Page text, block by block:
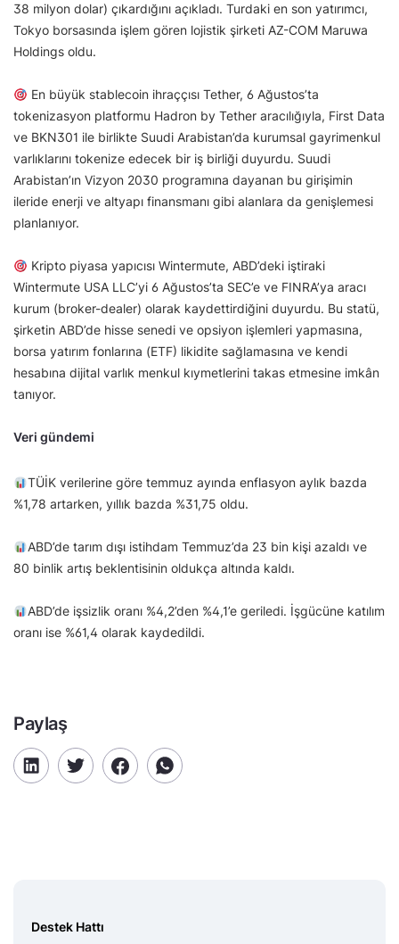
38 milyon dolar) çıkardığını açıkladı. Turdaki en son yatırımcı,
Tokyo borsasında işlem gören lojistik şirketi AZ-COM Maruwa
Holdings oldu.
En büyük stablecoin ihraççısı Tether, 6 Ağustos’ta
tokenizasyon platformu Hadron by Tether aracılığıyla, First Data
ve BKN301 ile birlikte Suudi Arabistan’da kurumsal gayrimenkul
varlıklarını tokenize edecek bir iş birliği duyurdu. Suudi
Arabistan’ın Vizyon 2030 programına dayanan bu girişimin
ileride enerji ve altyapı finansmanı gibi alanlara da genişlemesi
planlanıyor.
Kripto piyasa yapıcısı Wintermute, ABD’deki iştiraki
Wintermute USA LLC’yi 6 Ağustos’ta SEC’e ve FINRA’ya aracı
kurum (broker-dealer) olarak kaydettirdiğini duyurdu. Bu statü,
şirketin ABD’de hisse senedi ve opsiyon işlemleri yapmasına,
borsa yatırım fonlarına (ETF) likidite sağlamasına ve kendi
hesabına dijital varlık menkul kıymetlerini takas etmesine imkân
tanıyor.
Veri gündemi
TÜİK verilerine göre temmuz ayında enflasyon aylık bazda
%1,78 artarken, yıllık bazda %31,75 oldu.
ABD’de tarım dışı istihdam Temmuz’da 23 bin kişi azaldı ve
80 binlik artış beklentisinin oldukça altında kaldı.
ABD’de işsizlik oranı %4,2’den %4,1’e geriledi. İşgücüne katılım
oranı ise %61,4 olarak kaydedildi.
Paylaş
Destek Hattı